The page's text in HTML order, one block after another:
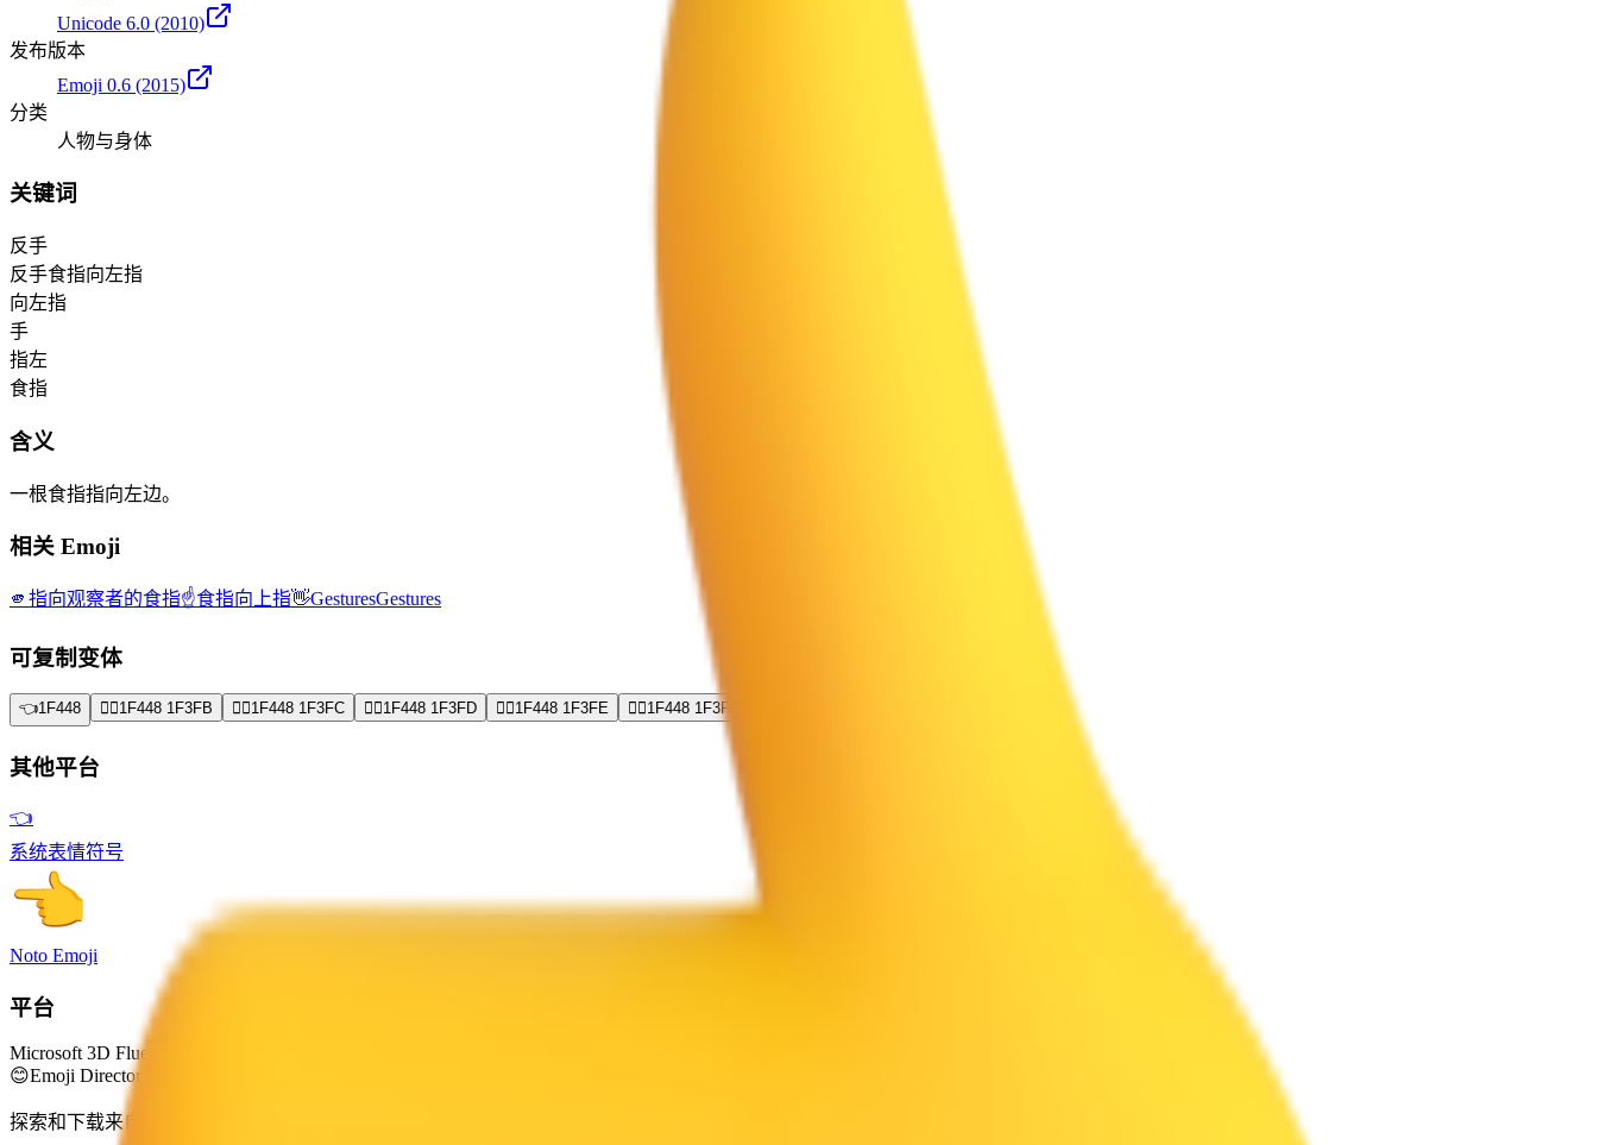
Unicode 6.0 (2010)
发布版本
Emoji 0.6 (2015)
分类
人物与身体
关键词
反手
反手食指向左指
向左指
手
指左
食指
含义
一根食指指向左边。
相关 Emoji
🫵 指向观察者的食指☝️食指向上指👋GesturesGestures
可复制变体
👈1F448 👈🏻 1F448 1F3FB 👈🏼 1F448 1F3FC 👈🏽 1F448 1F3FD 👈🏾 1F448 1F3FE 👈🏿 1F448 1F3FF
其他平台
👈
系统表情符号
Noto Emoji
平台
Microsoft 3D Fluent Emoji
😊Emoji Directory
探索和下载来自多个设计系统的表情符号 — Apple、Google、Microsoft 等，全部集中在一个地方。